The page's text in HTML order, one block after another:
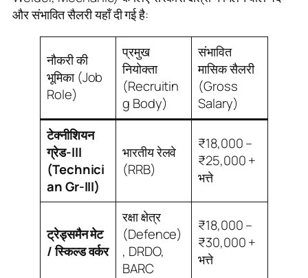
और संभावित सैलरी यहाँ दी गई है:
नौकरी की
भूमिका (Job
Role)
प्रमुख
नियोक्ता
(Recruitin
g Body)
संभावित
मासिक सैलरी
(Gross
Salary)
टेक्नीशियन
ग्रेड-III
(Technici
an Gr-III)
भारतीय रेलवे
(RRB)
₹18,000 –
₹25,000 +
भत्ते
ट्रेड्समैन मेट
/ स्किल्ड वर्कर
रक्षा क्षेत्र
(Defence)
, DRDO,
BARC
₹18,000 –
₹30,000 +
भत्ते